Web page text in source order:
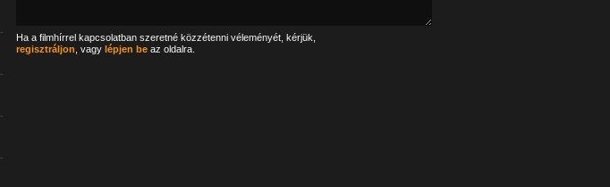
Ha a filmhírrel kapcsolatban szeretné közzétenni véleményét, kérjük,
regisztráljon , vagy lépjen beaz oldalra.